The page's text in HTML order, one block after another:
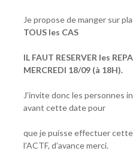
Je propose de manger sur
TOUS les CAS
IL FAUT RESERVER les
MERCREDI 18/09 (à 18H).
J’invite donc les personnes
avant cette date pour
que je puisse effectuer
l’ACTF, d’avance merci.